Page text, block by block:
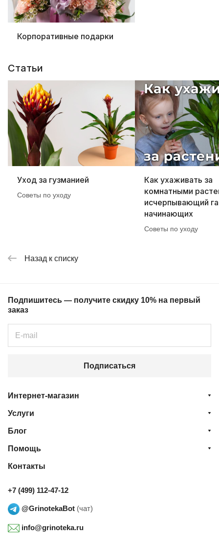
Корпоративные подарки
Статьи
Уход за гузманией
Советы по уходу
Как ухаживать за
комнатными
исчерпывающий
начинающих
Советы по уходу
Назад к списку
Подпишитесь — получите скидку 10% на первый
заказ
Подписаться
Интернет-магазин
Услуги
Блог
Помощь
Контакты
+7 (499) 112-47-12
@GrinotekaBot (чат)
info@grinoteka.ru